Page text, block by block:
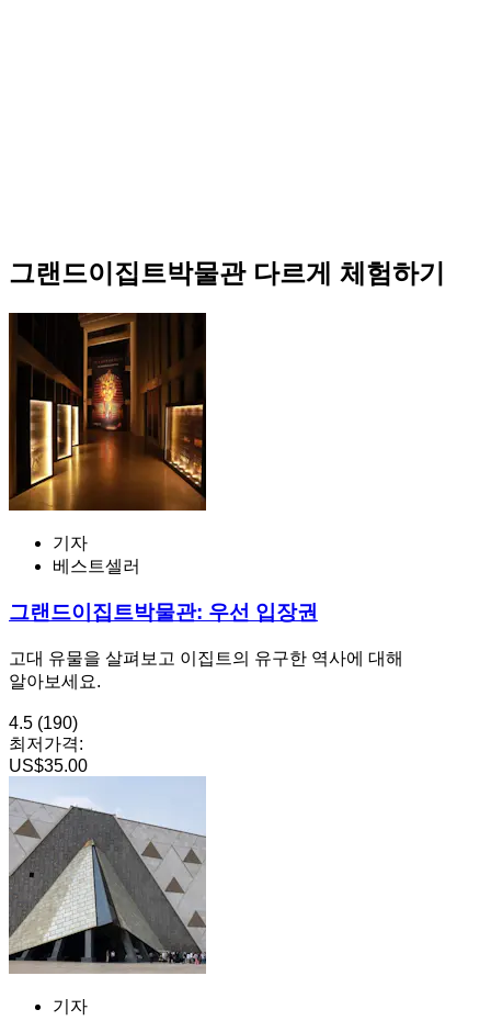
그랜드이집트박물관 다르게 체험하기
기자
베스트셀러
그랜드이집트박물관: 우선 입장권
고대 유물을 살펴보고 이집트의 유구한 역사에 대해
알아보세요.
4.5 (190)
최저가격:
US$35.00
기자